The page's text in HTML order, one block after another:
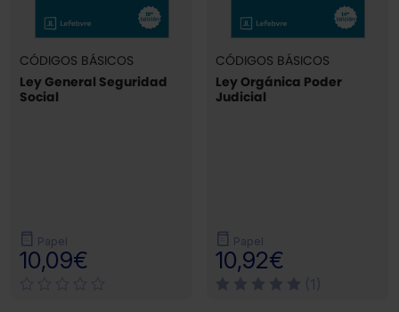
CÓDIGOS BÁSICOS
Ley General Seguridad
Social
Papel
10,09€
CÓDIGOS BÁSICOS
Ley Orgánica Poder
Judicial
Papel
10,92€